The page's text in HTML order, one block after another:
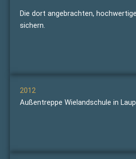
Die dort angebrachten,
sichern.
2012
Außentreppe Wielandschule in